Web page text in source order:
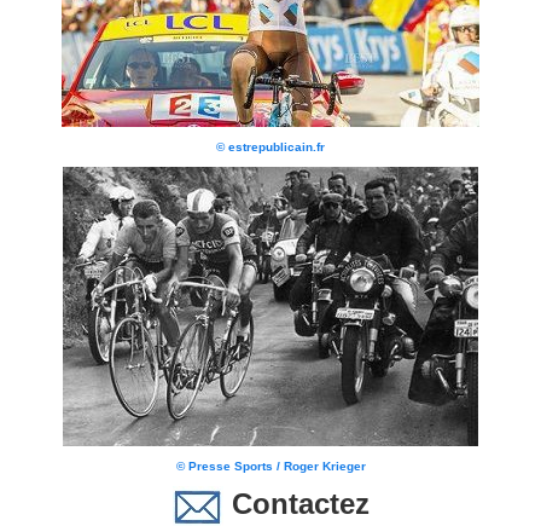
© estrepublicain.fr
© Presse Sports / Roger Krieger
Contactez